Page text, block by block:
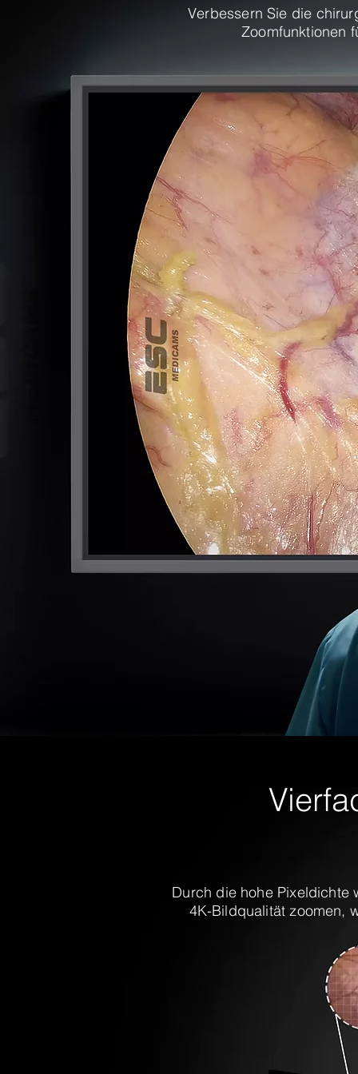
Verbessern Sie die
Zoomfunktionen
Durch die hohe Pixeldichte
4K-Bildqualität zoomen,